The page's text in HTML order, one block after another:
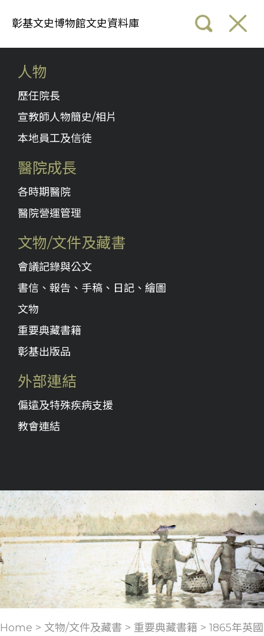
彰基文史博物館文史資料庫
人物
歷任院長
宣教師人物簡史/相片
本地員工及信徒
醫院成長
各時期醫院
醫院營運管理
文物/文件及藏書
會議記錄與公文
書信、報告、手稿、日記、繪圖
文物
重要典藏書籍
彰基出版品
外部連結
偏遠及特殊疾病支援
教會連結
Home > 文物/文件及藏書 > 重要典藏書籍 > 1865年英國